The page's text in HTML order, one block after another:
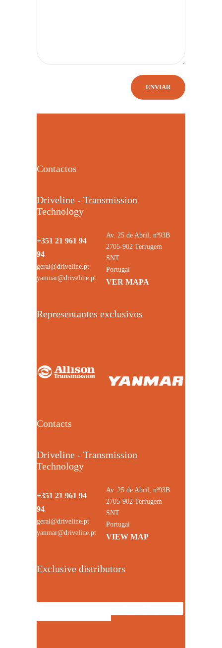
Contactos
Driveline - Transmission
Technology
+351 21 961 94
94
geral@driveline.pt
yanmar@driveline.pt
Av. 25 de Abril, nº93B
2705-902 Terrugem
SNT
Portugal
VER MAPA
Representantes exclusivos
Contacts
Driveline - Transmission
Technology
+351 21 961 94
94
geral@driveline.pt
yanmar@driveline.pt
Av. 25 de Abril, nº93B
2705-902 Terrugem
SNT
Portugal
VIEW MAP
Exclusive distributors